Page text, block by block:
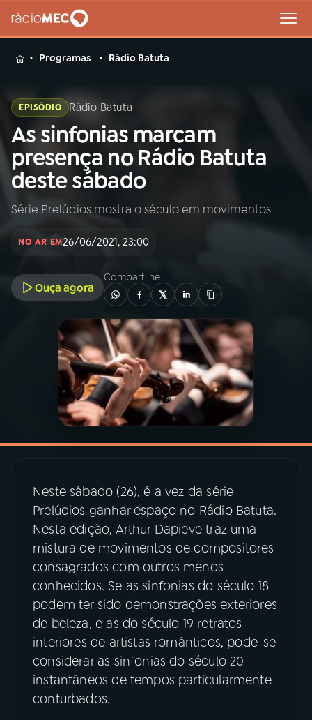
MENU
Buscar
na
Rádio
MEC
Buscar
Início AO VIVO
02A RÁDIO
PROGRAMAÇÃO
PROGRAMAS
VIDEOCASTS
07ÚLTIMAS
PRÊMIO RÁDIO MEC
ACOMPANHE A RÁDIO MEC
YouTube Facebook
Programas Rádio Batuta
EPISÓDIO Rádio Batuta
As sinfonias marcam
presença no Rádio Batuta
deste sábado
Série Prelúdios mostra o século em movimentos
NO AR EM26/06/2021, 23:00
Ouça agora
Compartilhe
Neste sábado (26), é a vez da série
Prelúdios ganhar espaço no Rádio Batuta.
Nesta edição, Arthur Dapieve traz uma
mistura de movimentos de compositores
consagrados com outros menos
conhecidos. Se as sinfonias do século 18
podem ter sido demonstrações exteriores
de beleza, e as do século 19 retratos
interiores de artistas românticos, pode-se
considerar as sinfonias do século 20
instantâneos de tempos particularmente
conturbados.